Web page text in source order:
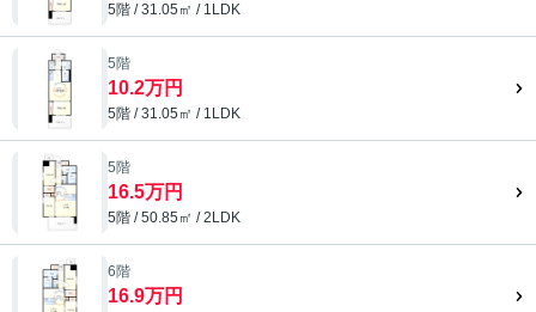
5階 / 31.05㎡ / 1LDK
5階
10.2万円
5階 / 31.05㎡ / 1LDK
5階
16.5万円
5階 / 50.85㎡ / 2LDK
6階
16.9万円